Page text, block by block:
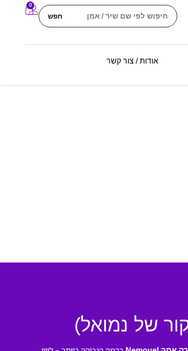
חפש
0
אודות / צור קשר